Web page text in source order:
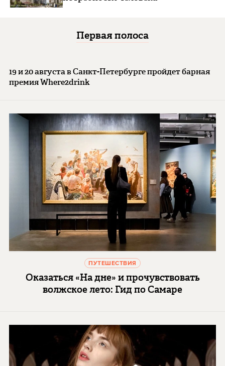
Первая полоса
19 и 20 августа в Санкт-Петербурге пройдет барная
премия Where2drink
ПУТЕШЕСТВИЯ
Оказаться «На дне» и прочувствовать
волжское лето: Гид по Самаре